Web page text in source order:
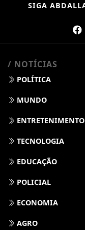
SIGA
/ NOTÍCIAS
POLÍTICA
MUNDO
ENTRETENIMENTO
TECNOLOGIA
EDUCAÇÃO
POLICIAL
ECONOMIA
AGRO